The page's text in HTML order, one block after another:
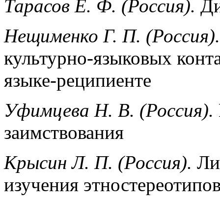
Тарасов Е. Ф. (Россия).
Нещименко Г. П. (Россия).
культурно-языковых
языке-реципиенте
Уфимцева Н. В. (Россия).
заимствования
Крысин Л. П. (Россия).
изучения